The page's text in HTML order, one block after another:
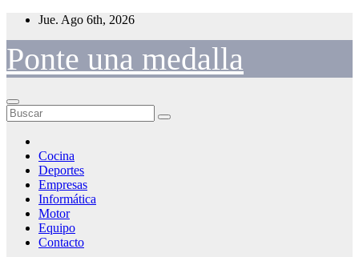
Saltar
contenido
Jue. Ago 6th, 2026
Ponte una medalla
Cocina
Deportes
Empresas
Informática
Motor
Equipo
Contacto